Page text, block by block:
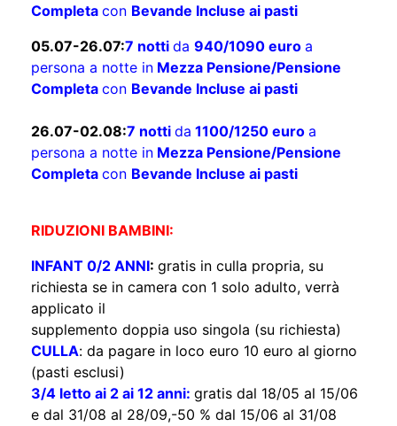
Completa con Bevande Incluse ai pasti
05.07-26.07:7 notti da 940/1090 euro a
persona a notte in Mezza Pensione/Pensione
Completa con Bevande Incluse ai pasti
26.07-02.08:7 notti da 1100/1250 euro a
persona a notte in Mezza Pensione/Pensione
Completa con Bevande Incluse ai pasti
RIDUZIONI BAMBINI:
INFANT 0/2 ANNI: gratis in culla propria, su
richiesta se in camera con 1 solo adulto, verrà
applicato il
supplemento doppia uso singola (su richiesta)
CULLA: da pagare in loco euro 10 euro al giorno
(pasti esclusi)
3/4 letto ai 2 ai 12 anni: gratis dal 18/05 al 15/06
e dal 31/08 al 28/09,-50 % dal 15/06 al 31/08